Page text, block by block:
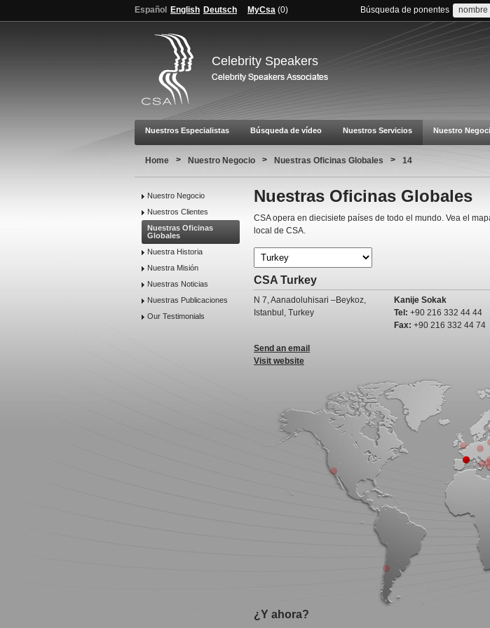
Español English Deutsch MyCsa (0) Búsqueda de ponentes
Celebrity Speakers
Nuestros Especialistas Búsqueda de vídeo Nuestros Servicios Nuestro
Home > Nuestro Negocio > Nuestras Oficinas Globales > 14
Nuestro Negocio
Nuestros Clientes
Nuestras Oficinas
Globales
Nuestra Historia
Nuestra Misión
Nuestras Noticias
Nuestras Publicaciones
Our Testimonials
Nuestras Oficinas Globales
CSA opera en diecisiete países de todo el mundo. Vea el
local de CSA.
CSA Turkey
N 7, Aanadoluhisari –Beykoz,
Istanbul, Turkey
Kanije Sokak
Tel: +90 216 332 44 44
Fax: +90 216 332 44 74
Send an email
Visit website
¿Y ahora?